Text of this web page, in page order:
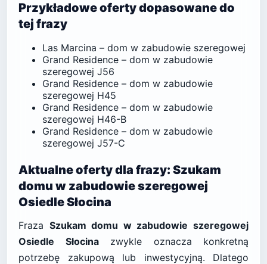
Przykładowe oferty dopasowane do
tej frazy
Las Marcina – dom w zabudowie szeregowej
Grand Residence – dom w zabudowie
szeregowej J56
Grand Residence – dom w zabudowie
szeregowej H45
Grand Residence – dom w zabudowie
szeregowej H46-B
Grand Residence – dom w zabudowie
szeregowej J57-C
Aktualne oferty dla frazy: Szukam
domu w zabudowie szeregowej
Osiedle Słocina
Fraza Szukam domu w zabudowie szeregowej
Osiedle Słocinazwykle oznacza konkretną
potrzebę zakupową lub inwestycyjną. Dlatego